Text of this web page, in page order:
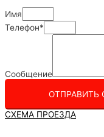
Имя
Телефон*
Сообщение
ОТПРАВИТЬ
СХЕМА ПРОЕЗДА